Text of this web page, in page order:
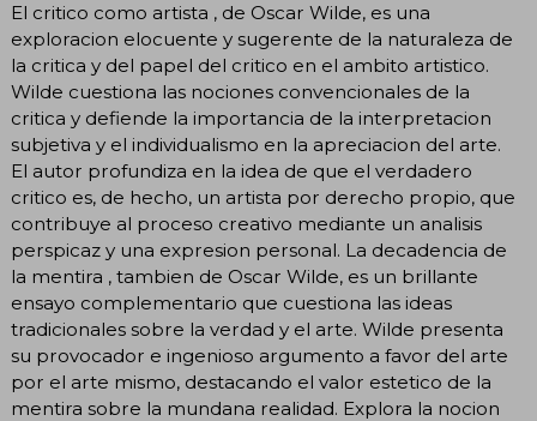
El critico como artista , de Oscar Wilde, es una
exploracion elocuente y sugerente de la naturaleza de
la critica y del papel del critico en el ambito artistico.
Wilde cuestiona las nociones convencionales de la
critica y defiende la importancia de la interpretacion
subjetiva y el individualismo en la apreciacion del arte.
El autor profundiza en la idea de que el verdadero
critico es, de hecho, un artista por derecho propio, que
contribuye al proceso creativo mediante un analisis
perspicaz y una expresion personal. La decadencia de
la mentira , tambien de Oscar Wilde, es un brillante
ensayo complementario que cuestiona las ideas
tradicionales sobre la verdad y el arte. Wilde presenta
su provocador e ingenioso argumento a favor del arte
por el arte mismo, destacando el valor estetico de la
mentira sobre la mundana realidad. Explora la nocion